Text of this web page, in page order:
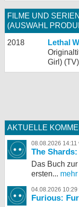
FILME UND
(AUSWAHL
2018 Lethal
Girl) (TV)
AKTUELLE
08.08.2026
The
Das Buch
ersten... mehr
04.08.2026
Furious: